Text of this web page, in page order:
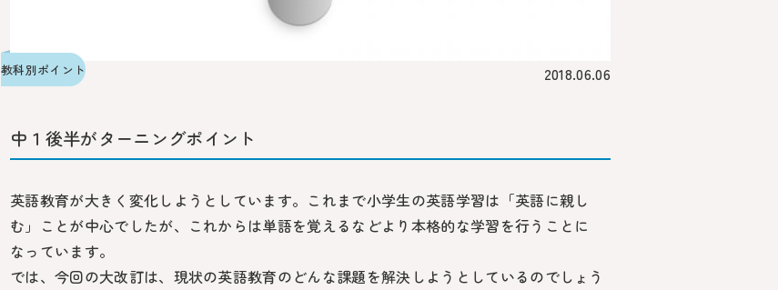
教科別ポイント 2018.06.06
中１後半がターニングポイント
英語教育が大きく変化しようとしています。これまで小学生の英語学習は「英語に親し
む」ことが中心でしたが、これからは単語を覚えるなどより本格的な学習を行うことに
なっています。
では、今回の大改訂は、現状の英語教育のどんな課題を解決しようとしているのでしょう